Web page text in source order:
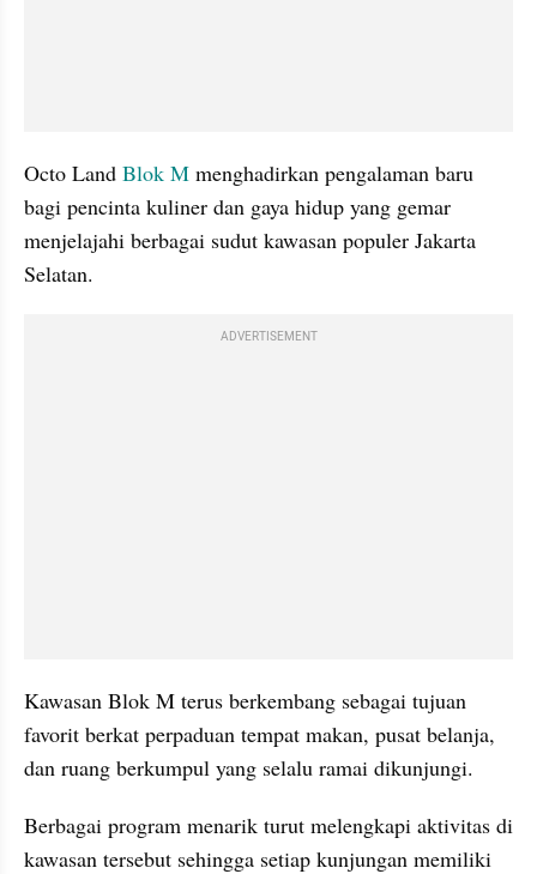
Octo Land Blok M menghadirkan pengalaman baru
bagi pencinta kuliner dan gaya hidup yang gemar
menjelajahi berbagai sudut kawasan populer Jakarta
Selatan.
ADVERTISEMENT
Kawasan Blok M terus berkembang sebagai tujuan
favorit berkat perpaduan tempat makan, pusat belanja,
dan ruang berkumpul yang selalu ramai dikunjungi.
Berbagai program menarik turut melengkapi aktivitas di
kawasan tersebut sehingga setiap kunjungan memiliki